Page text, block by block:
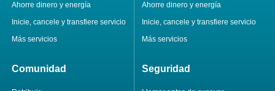
Ahorre dinero y energía
Inicie, cancele y transfiere servicio
Más servicios
Ahorre dinero y energía
Inicie, cancele y transfiere servicio
Más servicios
Comunidad Seguridad